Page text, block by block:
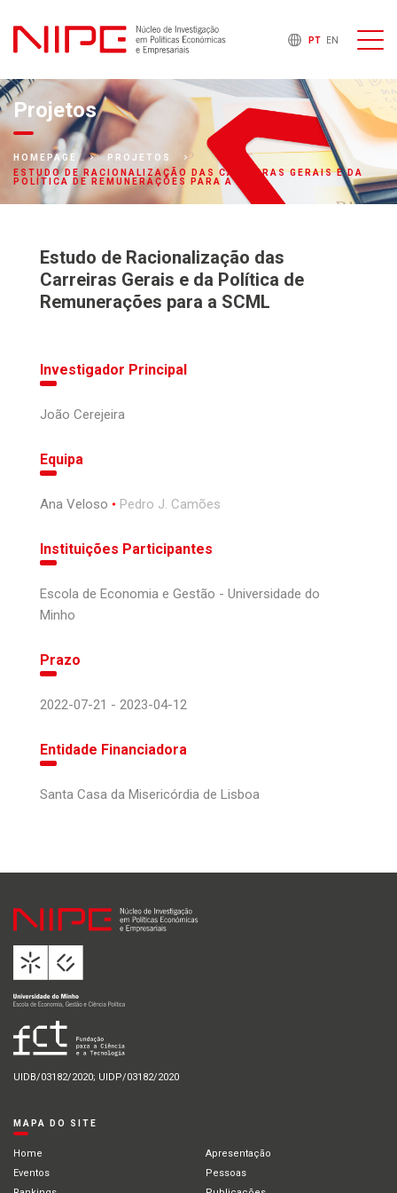
PT EN
Projetos
HOMEPAGE
PROJETOS
ESTUDO DE RACIONALIZAÇÃO DAS CARREIRAS GERAIS E DA
POLÍTICA DE REMUNERAÇÕES PARA A SCML
Estudo de Racionalização das
Carreiras Gerais e da Política de
Remunerações para a SCML
Investigador Principal
João Cerejeira
Equipa
Ana Veloso Pedro J. Camões
Instituições Participantes
Escola de Economia e Gestão - Universidade do
Minho
Prazo
2022-07-21 - 2023-04-12
Entidade Financiadora
Santa Casa da Misericórdia de Lisboa
UIDB/03182/2020; UIDP/03182/2020
MAPA DO SITE
Home
Apresentação
Eventos
Pessoas